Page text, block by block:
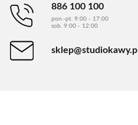
886 100 100
pon.-pt. 9:00 - 17:00
sob. 9:00 - 12:00
sklep@studiokawy.pl